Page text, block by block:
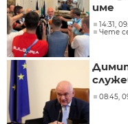
име
14:31,
Чете
08:45,